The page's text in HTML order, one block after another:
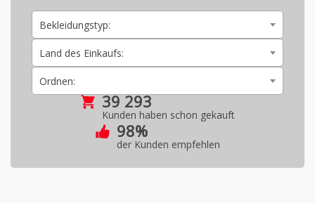
Bekleidungstyp:
Land des Einkaufs:
Ordnen:
39 293
Kunden haben schon gekauft
98%
der Kunden empfehlen